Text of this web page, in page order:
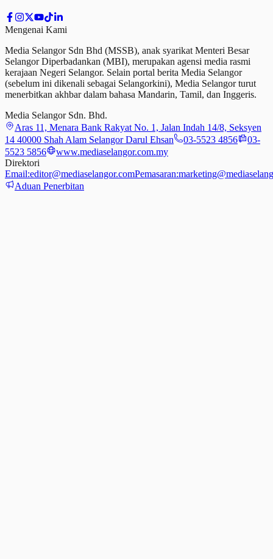
Mengenai Kami
Media Selangor Sdn Bhd (MSSB), anak syarikat Menteri Besar
Selangor Diperbadankan (MBI), merupakan agensi media rasmi
kerajaan Negeri Selangor. Selain portal berita Media Selangor
(sebelum ini dikenali sebagai Selangorkini), Media Selangor turut
menerbitkan akhbar dalam bahasa Mandarin, Tamil, dan Inggeris.
Media Selangor Sdn. Bhd.
Aras 11, Menara Bank Rakyat No. 1, Jalan Indah 14/8, Seksyen
14 40000 Shah Alam Selangor Darul Ehsan
03-5523 4856
03-
5523 5856
www.mediaselangor.com.my
Direktori
Email:editor@mediaselangor.comPemasaran:
Aduan Penerbitan